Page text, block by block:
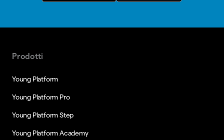
Prodotti
Young Platform
Young Platform Pro
Young Platform Step
Young Platform Academy